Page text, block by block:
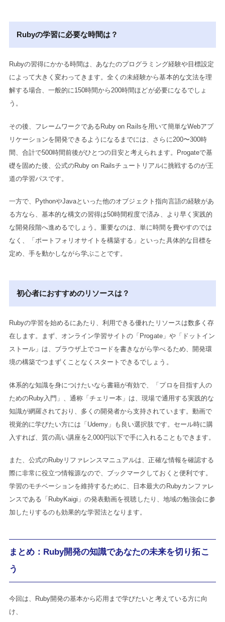
Rubyの学習に必要な時間は？
Rubyの習得にかかる時間は、あなたのプログラミング経験や目標設定
によって大きく変わってきます。全くの未経験から基本的な文法を理
解する場合、一般的に150時間から200時間ほどが必要になるでしょ
う。
その後、フレームワークであるRuby on Railsを用いて簡単なWebアプ
リケーションを開発できるようになるまでには、さらに200〜300時
間、合計で500時間前後がひとつの目安と考えられます。Progateで基
礎を固めた後、公式のRuby on Railsチュートリアルに挑戦するのが王
道の学習パスです。
一方で、PythonやJavaといった他のオブジェクト指向言語の経験があ
る方なら、基本的な構文の習得は50時間程度で済み、より早く実践的
な開発段階へ進めるでしょう。重要なのは、単に時間を費やすのでは
なく、「ポートフォリオサイトを構築する」といった具体的な目標を
定め、手を動かしながら学ぶことです。
初心者におすすめのリソースは？
Rubyの学習を始めるにあたり、利用できる優れたリソースは数多く存
在します。まず、オンライン学習サイトの「Progate」や「ドットイン
ストール」は、ブラウザ上でコードを書きながら学べるため、開発環
境の構築でつまずくことなくスタートできるでしょう。
体系的な知識を身につけたいなら書籍が有効で、「プロを目指す人の
ためのRuby入門」、通称「チェリー本」は、現場で通用する実践的な
知識が網羅されており、多くの開発者から支持されています。動画で
視覚的に学びたい方には「Udemy」も良い選択肢です。セール時に購
入すれば、質の高い講座を2,000円以下で手に入れることもできます。
また、公式のRubyリファレンスマニュアルは、正確な情報を確認する
際に非常に役立つ情報源なので、ブックマークしておくと便利です。
学習のモチベーションを維持するために、日本最大のRubyカンファレ
ンスである「RubyKaigi」の発表動画を視聴したり、地域の勉強会に参
加したりするのも効果的な学習法となります。
まとめ：Ruby開発の知識であなたの未来を切り拓こ
う
今回は、Ruby開発の基本から応用まで学びたいと考えている方に向
け、